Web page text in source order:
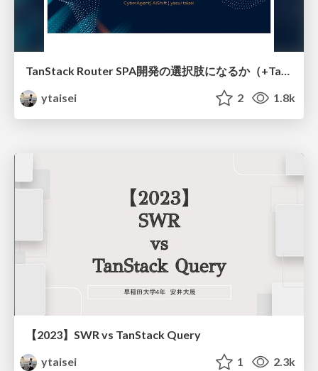
TanStack Router SPA開発の選択肢になるか（+TanStack Query）
ytaisei
2 1.8k
【2023】SWR vs TanStack Query
ytaisei
1 2.3k